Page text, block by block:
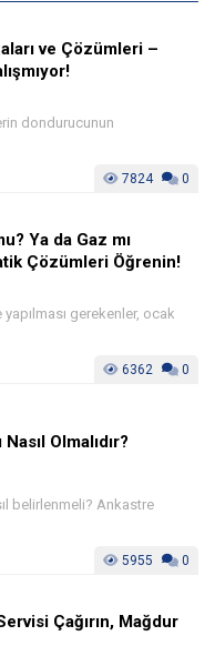
ve Çözümleri –
dondurucunun
7824 0
Ya da Gaz mı
Çözümleri Öğrenin!
gerekenler, ocak
6362 0
Olmalıdır?
belirlenmeli? Ankastre
5955 0
Çağırın, Mağdur